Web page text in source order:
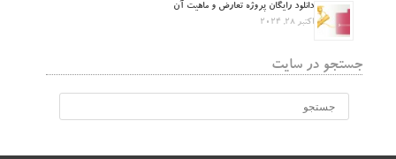
دانلود رایگان پروژه تعارض و ماهیت آن
اکتبر 28, 2024
جستجو در سایت